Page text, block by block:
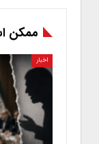
ممکن
اخبار